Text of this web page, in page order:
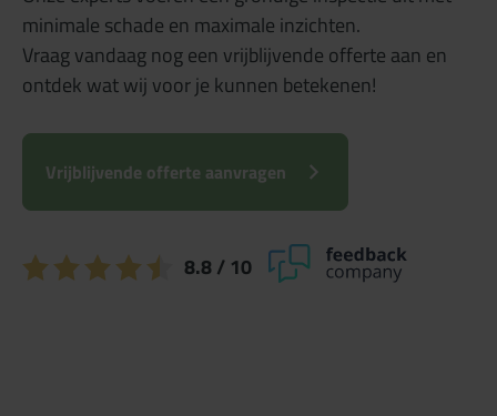
minimale schade en maximale inzichten.
Vraag vandaag nog een vrijblijvende offerte aan en
ontdek wat wij voor je kunnen betekenen!
Vrijblijvende offerte aanvragen
8.8/ 10